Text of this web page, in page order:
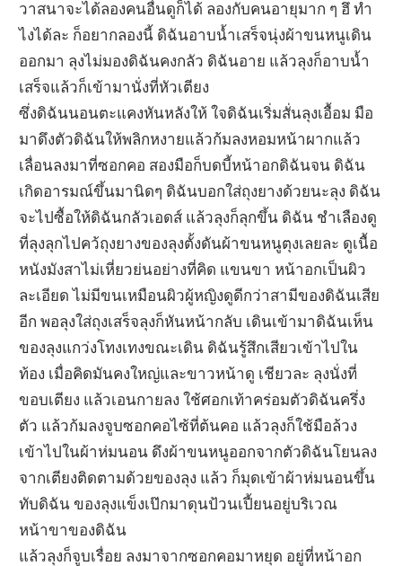
วาสนาจะได้ลองคนอื่นดูก็ได้ ลองกับคนอายุมาก ๆ ฮึ ทำ
ไงได้ละ ก็อยากลองนี้ ดิฉันอาบน้ำเสร็จนุ่งผ้าขนหนูเดิน
ออกมา ลุงไม่มองดิฉันคงกลัว ดิฉันอาย แล้วลุงก็อาบน้ำ
เสร็จแล้วก็เข้ามานั่งที่หัวเตียง
ซึ่งดิฉันนอนตะแคงหันหลังให้ ใจดิฉันเริ่มสั่นลุงเอื้อม มือ
มาดึงตัวดิฉันให้พลิกหงายแล้วก้มลงหอมหน้าผากแล้ว
เลื่อนลงมาที่ซอกคอ สองมือก็บดบี้หน้าอกดิฉันจน ดิฉัน
เกิดอารมณ์ขึ้นมานิดๆ ดิฉันบอกใส่ถุงยางด้วยนะลุง ดิฉัน
จะไปซื้อให้ดิฉันกลัวเอดส์ แล้วลุงก็ลุกขึ้น ดิฉัน ชำเลืองดู
ที่ลุงลุกไปคว้ถุงยางของลุงตั้งดันผ้าขนหนูตุงเลยละ ดูเนื้อ
หนังมังสาไม่เหี่ยวย่นอย่างที่คิด แขนขา หน้าอกเป็นผิว
ละเอียด ไม่มีขนเหมือนผิวผู้หญิงดูดีกว่าสามีของดิฉันเสีย
อีก พอลุงใส่ถุงเสร็จลุงก็หันหน้ากลับ เดินเข้ามาดิฉันเห็น
ของลุงแกว่งโทงเทงขณะเดิน ดิฉันรู้สึกเสียวเข้าไปใน
ท้อง เมื่อคิดมันคงใหญ่และขาวหน้าดู เชียวละ ลุงนั่งที่
ขอบเตียง แล้วเอนกายลง ใช้ศอกเท้าคร่อมตัวดิฉันครึ่ง
ตัว แล้วก้มลงจูบซอกคอไซ้ที่ต้นคอ แล้วลุงก็ใช้มือล้วง
เข้าไปในผ้าห่มนอน ดึงผ้าขนหนูออกจากตัวดิฉันโยนลง
จากเตียงติดตามด้วยของลุง แล้ว ก็มุดเข้าผ้าห่มนอนขึ้น
ทับดิฉัน ของลุงแข็งเป๊กมาดุนป้วนเปี้ยนอยู่บริเวณ
หน้าขาของดิฉัน
แล้วลุงก็จูบเรื่อย ลงมาจากซอกคอมาหยุด อยู่ที่หน้าอก